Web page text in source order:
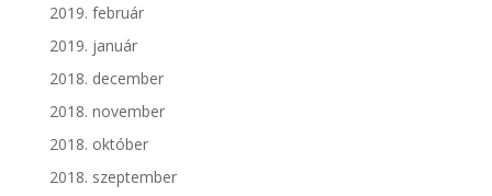
2019. február
2019. január
2018. december
2018. november
2018. október
2018. szeptember